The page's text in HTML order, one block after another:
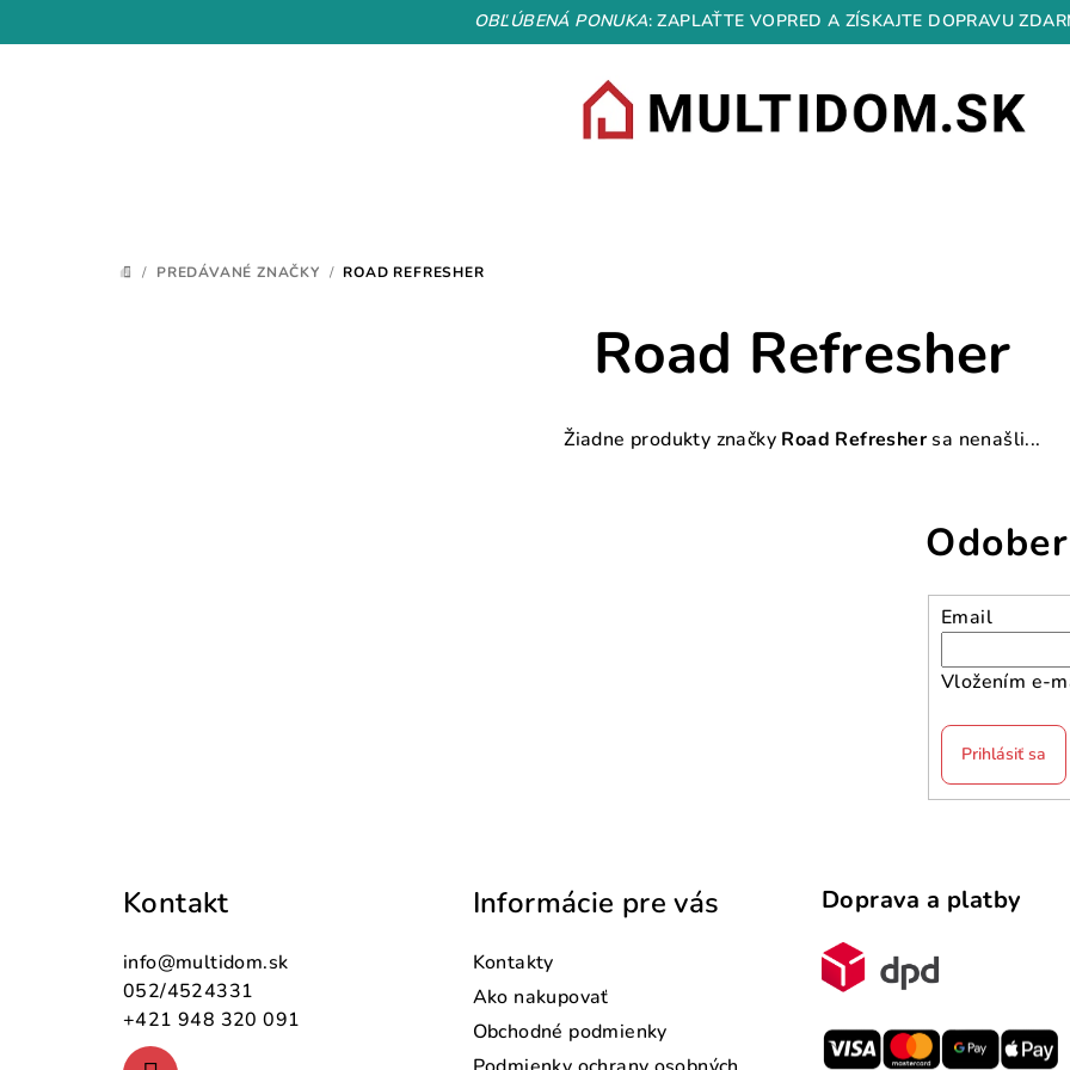
na
OBĽÚBENÁ PONUKA: ZAPLAŤTE VOPRED A ZÍSKAJTE DOPRAVU
DOMOV
/ PREDÁVANÉ ZNAČKY / ROAD REFRESHER
Road Refresher
Žiadne produkty značky Road Refreshersa nenašli...
Email
Vložením e-
Prihlásiť sa
Kontakt
info@multidom.sk
052/4524331
+421 948 320 091
Informácie pre vás
Kontakty
Ako nakupovať
Obchodné podmienky
Doprava a platby